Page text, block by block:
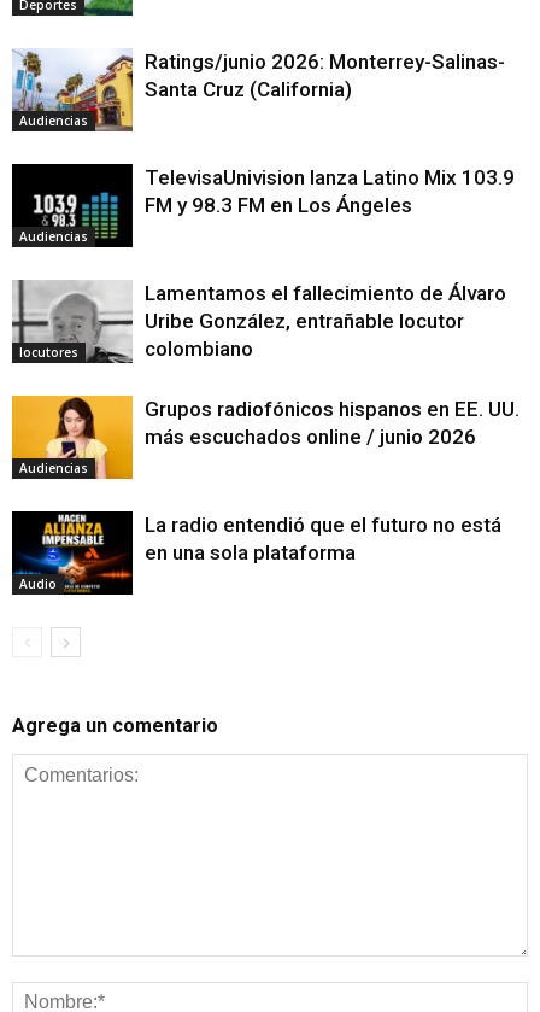
Deportes
Audiencias
Ratings/junio 2026: Monterrey-Salinas-
Santa Cruz (California)
Audiencias
TelevisaUnivision lanza Latino Mix 103.9
FM y 98.3 FM en Los Ángeles
locutores
Lamentamos el fallecimiento de Álvaro
Uribe González, entrañable locutor
colombiano
Audiencias
Grupos radiofónicos hispanos en EE. UU.
más escuchados online / junio 2026
Audio
La radio entendió que el futuro no está
en una sola plataforma
Agrega un comentario